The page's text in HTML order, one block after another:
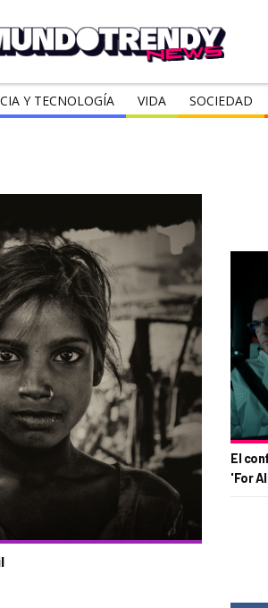
Y TECNOLOGÍA VIDA SOCIEDAD
El
'For